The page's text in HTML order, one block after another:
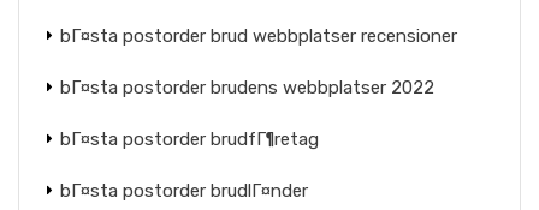
bГ¤sta postorder brud webbplatser recensioner
bГ¤sta postorder brudens webbplatser 2022
bГ¤sta postorder brudfГ¶retag
bГ¤sta postorder brudlГ¤nder